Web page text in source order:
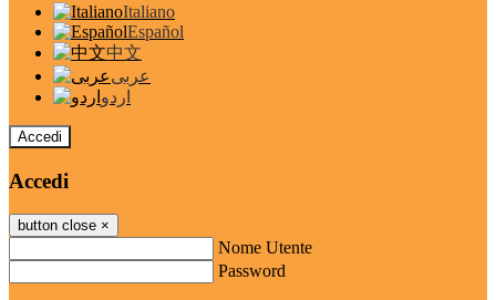
Italiano
Español
中文
عربى
اردو
Accedi
Accedi
button close ×
Nome Utente
Password